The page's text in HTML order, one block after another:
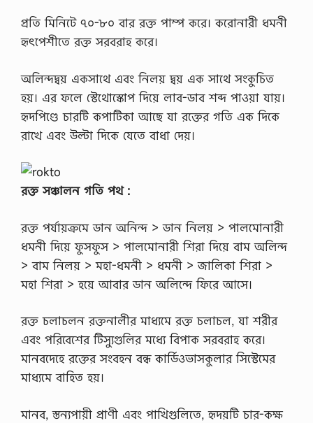
প্রতি মিনিটে ৭০-৮০ বার রক্ত পাম্প করে। করোনারী ধমনী
হৃৎপেশীতে রক্ত সরবরাহ করে।
অলিন্দদ্বয় একসাথে এবং নিলয় দ্বয় এক সাথে সংকুচিত
হয়। এর ফলে স্টেথোস্কোপ দিয়ে লাব-ডাব শব্দ পাওয়া যায়।
হৃদপিণ্ডে চারটি কপাটিকা আছে যা রক্তের গতি এক দিকে
রাখে এবং উল্টা দিকে যেতে বাধা দেয়।
রক্ত সঞ্চালন গতি পথ :
রক্ত পর্যায়ক্রমে ডান অনিন্দ > ডান নিলয় > পালমোনারী
ধমনী দিয়ে ফুসফুস > পালমোনারী শিরা দিয়ে বাম অলিন্দ
> বাম নিলয় > মহা-ধমনী > ধমনী > জালিকা শিরা >
মহা শিরা > হয়ে আবার ডান অলিন্দে ফিরে আসে।
রক্ত চলাচলন রক্তনালীর মাধ্যমে রক্ত ​​চলাচল, যা শরীর
এবং পরিবেশের টিস্যুগুলির মধ্যে বিপাক সরবরাহ করে।
মানবদেহে রক্তের সংবহন বন্ধ কার্ডিওভাসকুলার সিস্টেমের
মাধ্যমে বাহিত হয়।
মানব, স্তন্যপায়ী প্রাণী এবং পাখিগুলিতে, হৃদয়টি চার-কক্ষ